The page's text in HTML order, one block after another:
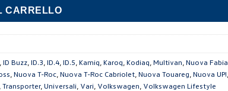
CARRELLO
ID Buzz ID.3 ID.4 ID.5 Kamiq Karoq Kodiaq Multivan Nuova Fabia
Nuova T-Roc Nuova T-Roc Cabriolet Nuova Touareg Nuova UP!
Transporter, Universali Vari Volkswagen Volkswagen Lifestyle